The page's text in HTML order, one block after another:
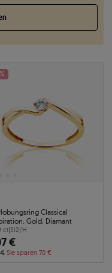
Classical
Gold, Diamant
ct|SI2/H
€
Sie sparen 70 €